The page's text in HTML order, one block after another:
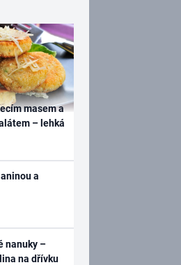
masem a
– lehká
a
nanuky –
na dřívku